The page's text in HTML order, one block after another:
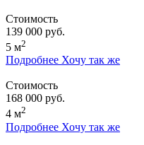
Стоимость
139 000 руб.
5 м2
Подробнее Хочу так же
Стоимость
168 000 руб.
4 м2
Подробнее Хочу так же